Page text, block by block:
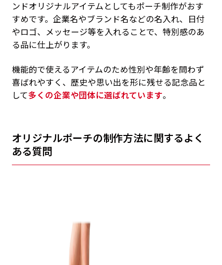
ンドオリジナルアイテムとしてもポーチ制作がおす
すめです。企業名やブランド名などの名入れ、日付
やロゴ、メッセージ等を入れることで、特別感のあ
る品に仕上がります。
機能的で使えるアイテムのため性別や年齢を問わず
喜ばれやすく、歴史や思い出を形に残せる記念品と
して多くの企業や団体に選ばれています。
オリジナルポーチの制作方法に関するよく
ある質問